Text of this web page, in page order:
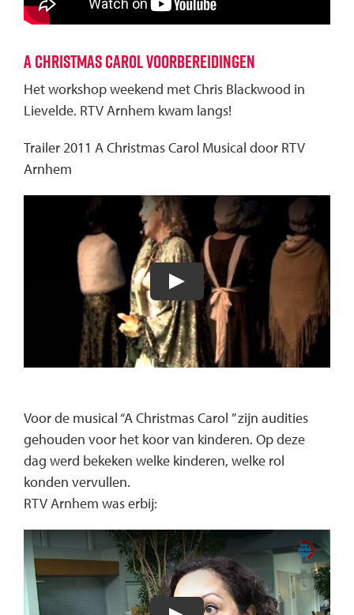
A Christmas Carol voorbereidingen
Het workshop weekend met Chris Blackwood in
Lievelde. RTV Arnhem kwam langs!
Trailer 2011 A Christmas Carol Musical door RTV
Arnhem
Voor de musical “A Christmas Carol ” zijn audities
gehouden voor het koor van kinderen. Op deze
dag werd bekeken welke kinderen, welke rol
konden vervullen.
RTV Arnhem was erbij: